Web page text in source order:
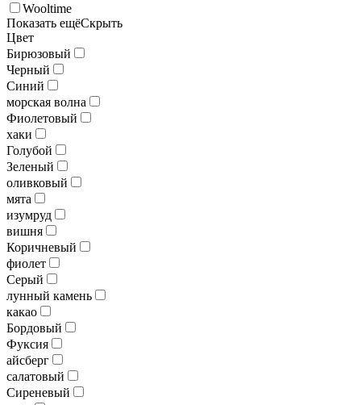
Wooltime
Показать ещёСкрыть
Цвет
Бирюзовый
Черный
Синий
морская волна
Фиолетовый
хаки
Голубой
Зеленый
оливковый
мята
изумруд
вишня
Коричневый
фиолет
Серый
лунный камень
какао
Бордовый
Фуксия
айсберг
салатовый
Сиреневый